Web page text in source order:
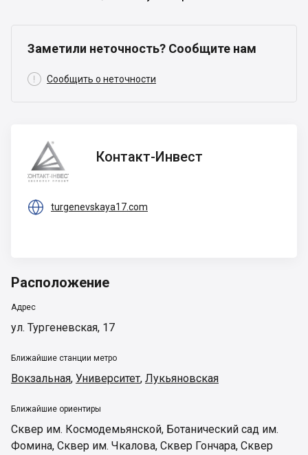
Заметили неточность? Сообщите нам
 Сообщить о неточности
Контакт-
Инвест
Контакт-Инвест
 turgenevskaya17.com
Расположение
Адрес
ул. Тургеневская, 17
Ближайшие станции метро
Вокзальная, Университет, Лукьяновская
Ближайшие ориентиры
Сквер им. Космодемьянской, Ботанический сад им.
Фомина, Сквер им. Чкалова, Сквер Гончара, Сквер